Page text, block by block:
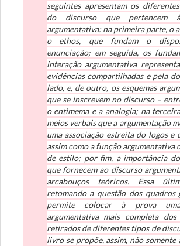
seguintes apresentam os
do discurso que pertencem
argumentativa: na primeira parte, o
o ethos, que fundam o
enunciação; em seguida, os
interação argumentativa
evidências compartilhadas e pela
lado, e, de outro, os esquemas
que se inscrevem no discurso –
o entimema e a analogia; na
meios verbais que a argumentação
uma associação estreita do logos e
assim como a função argumentativa
de estilo; por fim, a importância
que fornecem ao discurso
arcabouços teóricos. Essa
retomando a questão dos quadros
permite colocar à prova
argumentativa mais completa dos
retirados de diferentes tipos de
livro se propõe, assim, não somente